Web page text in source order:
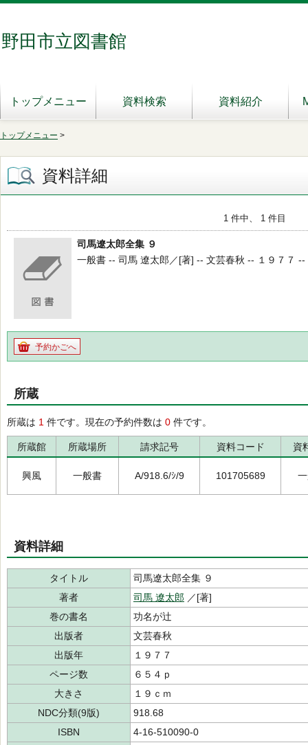
野田市立図書館
トップメニュー 資料検索 資料紹介
トップメニュー >
資料詳細
1 件中、 1 件目
司馬遼太郎全集 ９
一般書 -- 司馬 遼太郎／[著] -- 文芸春秋 -- １９７７
予約かごへ
所蔵
所蔵は 1 件です。現在の予約件数は 0 件です。
所蔵館 所蔵場所 請求記号 資料コード 資
興風 一般書 A/918.6/ｼ/9 101705689
資料詳細
タイトル
司馬遼太郎全集 ９
著者
司馬 遼太郎 ／[著]
巻の書名
功名が辻
出版者
文芸春秋
出版年
１９７７
ページ数
６５４ｐ
大きさ
１９ｃｍ
NDC分類(9版)
918.68
ISBN
4-16-510090-0